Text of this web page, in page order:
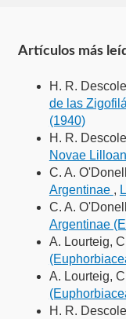
Artículos más
H. R.
de las
(1940)
H. R.
Novae
C. A.
Argentinae ,
C. A.
Argentinae
A. Lourteig,
A. Lourteig,
H. R.